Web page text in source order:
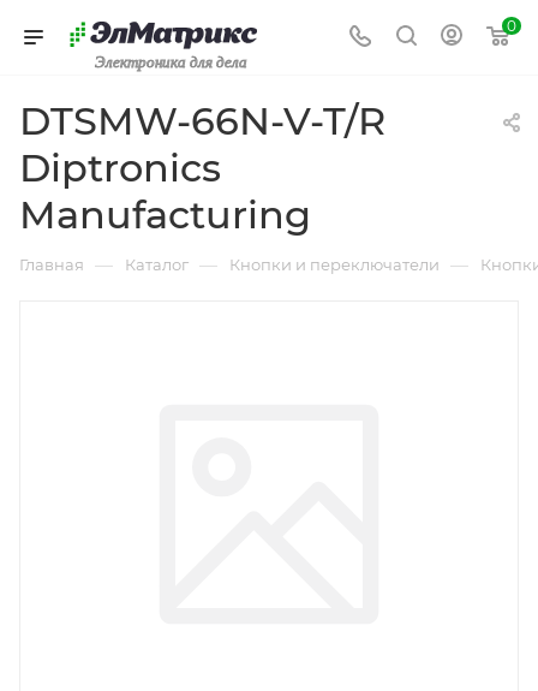
Электроника для дела
0
DTSMW-66N-V-T/R
Diptronics
Manufacturing
Главная — Каталог — Кнопки и переключатели —